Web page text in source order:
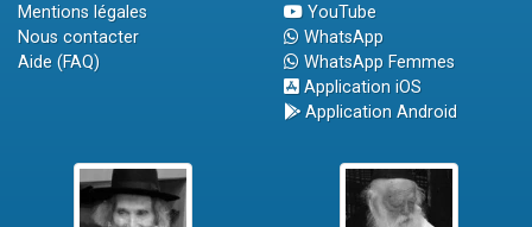
Mentions légales
Nous contacter
Aide (FAQ)
YouTube
WhatsApp
WhatsApp Femmes
Application iOS
Application Android